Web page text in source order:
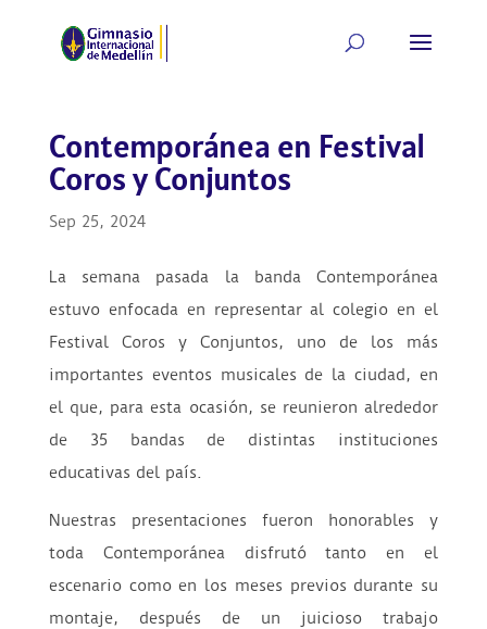
Contemporánea en Festival
Coros y Conjuntos
Sep 25, 2024
La semana pasada la banda Contemporánea
estuvo enfocada en representar al colegio en el
Festival Coros y Conjuntos, uno de los más
importantes eventos musicales de la ciudad, en
el que, para esta ocasión, se reunieron alrededor
de 35 bandas de distintas instituciones
educativas del país.
Nuestras presentaciones fueron honorables y
toda Contemporánea disfrutó tanto en el
escenario como en los meses previos durante su
montaje, después de un juicioso trabajo